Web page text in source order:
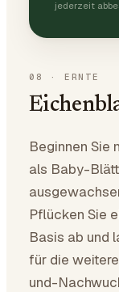
jederzeit
08 · ERNTE
Beginnen Sie
als Baby-
Pflücken Sie
Basis ab und
für die
und-